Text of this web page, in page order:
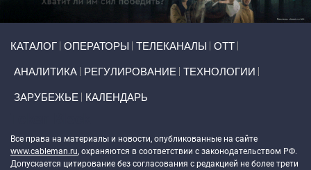
КАТАЛОГ ОПЕРАТОРЫ ТЕЛЕКАНАЛЫ ОТТ
АНАЛИТИКА РЕГУЛИРОВАНИЕ ТЕХНОЛОГИИ
ЗАРУБЕЖЬЕ КАЛЕНДАРЬ
Все права на материалы и новости, опубликованные на сайте
www.cableman.ru, охраняются в соответствии с законодательством РФ.
Допускается цитирование без согласования с редакцией не более трети